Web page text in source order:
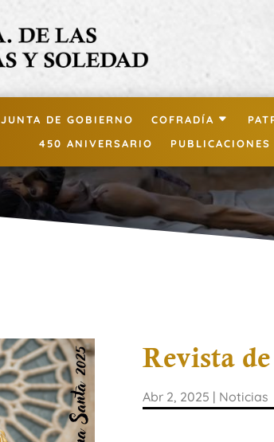
JUNTA DE GOBIERNO COFRADÍA
450 ANIVERSARIO
PUBLICACIONES
Revista
Abr 2, 2025 | Noticias